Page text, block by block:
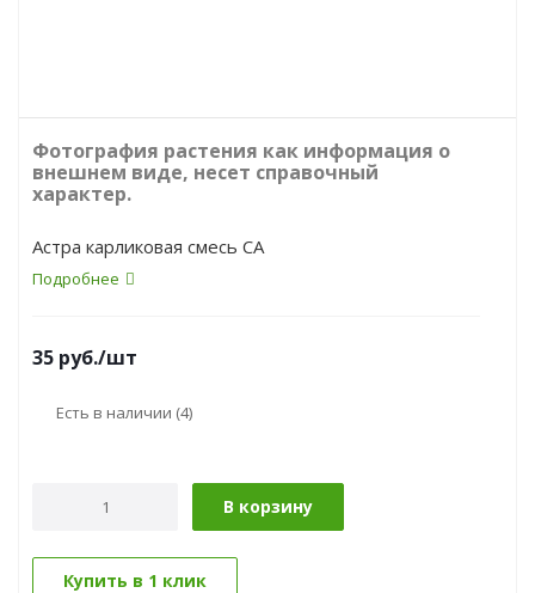
Фотография растения как информация о
внешнем виде, несет справочный
характер.
Астра карликовая смесь СА
Подробнее
35 руб./шт
Есть в наличии (4)
В корзину
Купить в 1 клик